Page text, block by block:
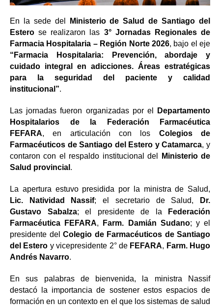
En la sede del
Ministerio de Salud de Santiago del
Estero se realizaron las 3° Jornadas Regionales de
Farmacia Hospitalaria – Región Norte 2026, bajo el eje
“Farmacia Hospitalaria: Prevención, abordaje y
cuidado integral en adicciones. Áreas estratégicas
para la seguridad del paciente y calidad
institucional”.
Las jornadas fueron organizadas por el
Departamento
Hospitalarios de la Federación Farmacéutica
FEFARA, en articulación con los Colegios de
Farmacéuticos de Santiago del Estero y Catamarca, y
contaron con el respaldo institucional del
Ministerio de
Salud provincial .
La apertura estuvo presidida por la ministra de Salud,
Lic. Natividad Nassif; el secretario de Salud,
Dr.
Gustavo Sabalza; el presidente de la
Federación
Farmacéutica FEFARA, Farm. Damián Sudano; y el
presidente del Colegio de Farmacéuticos de Santiago
del Estero y vicepresidente 2° de FEFARA, Farm. Hugo
Andrés Navarro.
En sus palabras de bienvenida, la ministra Nassif
destacó la importancia de sostener estos espacios de
formación en un contexto en el que los sistemas de salud